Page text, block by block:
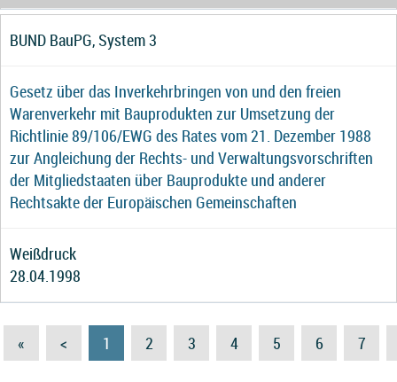
BUND BauPG, System 3
Gesetz über das Inverkehrbringen von und den freien
Warenverkehr mit Bauprodukten zur Umsetzung der
Richtlinie 89/106/EWG des Rates vom 21. Dezember 1988
zur Angleichung der Rechts- und Verwaltungsvorschriften
der Mitgliedstaaten über Bauprodukte und anderer
Rechtsakte der Europäischen Gemeinschaften
Weißdruck
28.04.1998
« < 1 2 3 4 5 6 7